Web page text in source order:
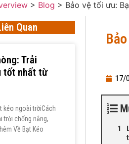
> Blog > Bảo vệ tối ưu:
Quan
Trải
tốt nhất từ
kéo ngoài trờiCách
trời chống nắng,
Về Bạt Kéo
17/